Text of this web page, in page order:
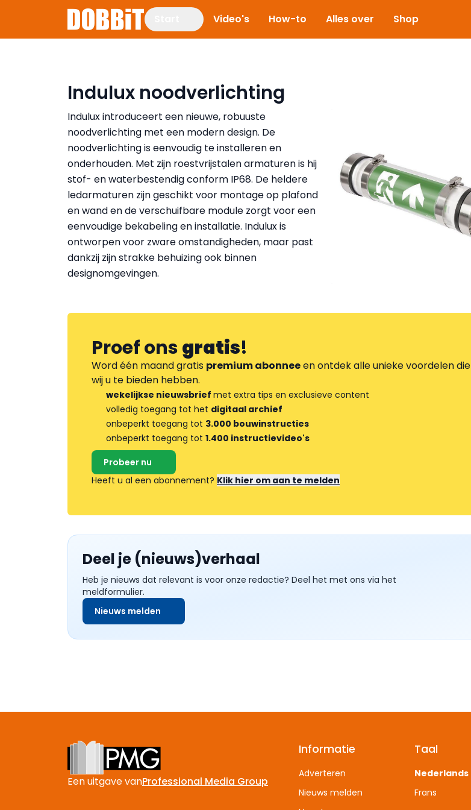
Video's How-to Alles over Shop
Indulux noodverlichting
Indulux introduceert een nieuwe, robuuste
noodverlichting met een modern design. De
noodverlichting is eenvoudig te installeren en
onderhouden. Met zijn roestvrijstalen armaturen is hij
stof- en waterbestendig conform IP68. De heldere
ledarmaturen zijn geschikt voor montage op plafond
en wand en de verschuifbare module zorgt voor een
eenvoudige bekabeling en installatie. Indulux is
ontworpen voor zware omstandigheden, maar past
dankzij zijn strakke behuizing ook binnen
designomgevingen.
Proef onsgratis!
Word één maand gratis premium abonneeen ontdek alle unieke voordelen die
wij u te bieden hebben.
wekelijkse nieuwsbrief met extra tips en exclusieve content
volledig toegang tot het digitaal archief
onbeperkt toegang tot 3.000 bouwinstructies
onbeperkt toegang tot 1.400 instructievideo's
Probeer nu
Heeft u al een abonnement? Klik hier om aan te melden
Deel je (nieuws)verhaal
Heb je nieuws dat relevant is voor onze redactie? Deel het met ons via het
meldformulier.
Nieuws melden
Een uitgave vanProfessional Media Group
Informatie
Adverteren
Nieuws melden
Taal
Nederlands
Frans